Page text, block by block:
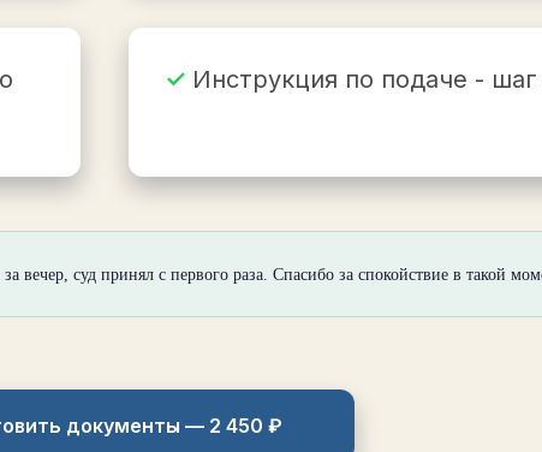
✓ Инструкция по подаче -
вечер, суд принял с первого раза. Спасибо за спокойствие в такой
документы — 2 450 ₽